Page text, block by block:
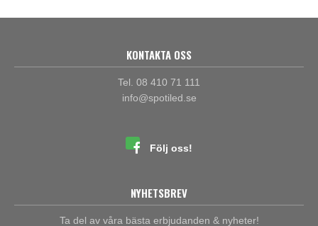
KONTAKTA OSS
Tel. 08 410 71 111
info@spotiled.se
Följ oss!
NYHETSBREV
Ta del av våra bästa erbjudanden & nyheter!